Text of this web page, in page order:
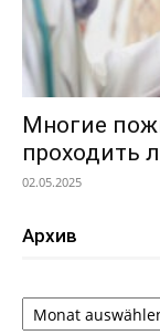
Многие
проходить
02.05.2025
Архив
Архив